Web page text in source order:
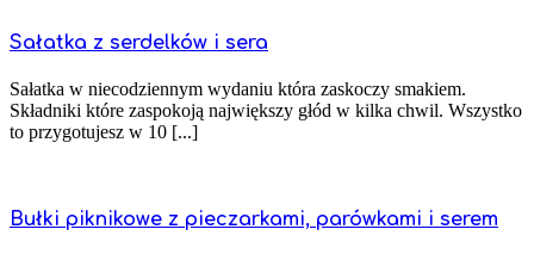
Sałatka z serdelków i sera
Sałatka w niecodziennym wydaniu która zaskoczy smakiem.
Składniki które zaspokoją największy głód w kilka chwil. Wszystko
to przygotujesz w 10 [...]
Bułki piknikowe z pieczarkami, parówkami i serem